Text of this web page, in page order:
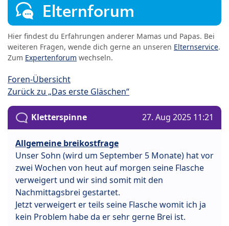
Elternforum
Hier findest du Erfahrungen anderer Mamas und Papas. Bei
weiteren Fragen, wende dich gerne an unseren Elternservice.
Zum Expertenforum wechseln.
Foren-Übersicht
Zurück zu „Das erste Gläschen“
Kletterspinne 27. Aug 2025 11:21
Allgemeine breikostfrage
Unser Sohn (wird um September 5 Monate) hat vor
zwei Wochen von heut auf morgen seine Flasche
verweigert und wir sind somit mit den
Nachmittagsbrei gestartet.
Jetzt verweigert er teils seine Flasche womit ich ja
kein Problem habe da er sehr gerne Brei ist.